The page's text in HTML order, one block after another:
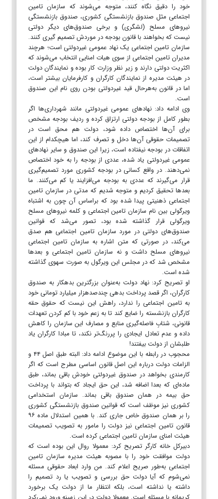
خود را دقیق نگاه کنند، متوجه می‌شوند که سازمان تامین
اجتماعی مثل صندوق بازنشستگی کشوری، صندوق بازنشستگی
نیروهای مسلح (لشگری) و برخی صندوق‌های دیگر دولتی
نیست که بخواهند با قانون بودجه در موردش تصمیم گیری کنند.
سازمان تامین اجتماعی یک نهاد عمومی غیردولتی است؛ هرچند
مدیران تامین اجتماعی از سوی هیات امنایی انتخاب می‌شوند که
اکثریت دولتی دارند و زیر نظر وزارت کار بوده و نمایندگان دولت
در هیئت مدیره از نمایندگان کارگران و کارفرمایان بیشتر است،
اما در قانون به‌هرحال قید غیردولتی بودن روی نام این صندوق
است.
وی ادامه داد: نهادهای عمومی غیردولتی مانند شهرداری‌ها اگر
بطور کامل از بودجه دولتی ارتزاق کرده و ردیف بودجه مشخص
برای آن‌ها اختصاص داده شود، دولت هم محق است در
تصمیمات حقوقی آن‌ها دخل و تصرف کند، اما هیچکدام از این
اتفاقات در بودجه نیفتاده است، زیرا این صندوق و سایر نهادهای
عمومی غیردولتی یاد شده، عددی از بودجه را به خود اختصاص
نمی‌دهند. در واقع کسانی در بودجه کشوری مورد تصمیم‌گیری
قرار می‌گیرند که عددی به بودجه می‌افزایند یا کم می‌کنند. ما
بعدها تحقیق کردیم و متوجه شدیم که مدتی در سازمان تامین
اجتماعی ذهنیتی پیدا شده بود که براساس آن چون به اشتباه
ویرگولی بین نام سازمان تامین اجتماعی و کلمه نیروهای مسلح
ویرگولی قرار گذاشته شده بود، تصور می‌شد که قوانین
صندوق‌های دولتی در مورد سازمان تامین اجتماعی هم صدق
می‌کند، در صورتی که متن اشاره به سازمان تامین اجتماعی
نیروهای مسلح داشت و نه سازمان تامین اجتماعی و بعدها
مشخص شد که در مجلس این ویرگول به صورت سهوی گذاشته
شده است.
او تصریح کرد: نهاد دولت به‌عنوان بزرگترین بدهکار به صندوق
کارگران، اگر قصد پرداخت بدهی چندصدهزار میلیارد تومانی خود
به تامین اجتماعی را ندارد، راهش این نیست که حقوق حقه
کارگران بازنشسته را ضایع کند تا به زعم خود با کم کردن تعهدات
قانونی، شتابِ فاصله‌گیری منابع و مصارف این سازمان را کاهش
داده و عدم تعادل ایجادی را پررنگ‌تر نکند، تا مبادا کارگران یاد
طلبشان از دولت بیفتند!
محجوب در رابطه با این موضوع ادامه داد: البته طبق اصل ۴۴ و
الزامات دولت درباره این اصل قانون اساسی مطرح است که اگر
کارمندی بخواهد در صندوق غیردولتی خودش باقی بماند، طبق
ماده‌ای که بعدا اضافه شد، این حق ایجاد که بتواند با پرداخت
حق بیمه در همان صندوق باقی بماند. سازمان استخدامی
کشوری نیز موظف است که قوانین صندوق بازنشستگی کشوری
را بر همان صندوق خاص جاری کند. با همین استدلال ماده ۹۶
قانون تامین اجتماعی نیز دولت را مامور به تصویب تصمیمات
هیئت امنای سازمان تامین اجتماعی کرده است.
دبیرکل خانه کارگر تصریح کرد: معمولا روال این بوده است که
دولت موافقت خود را با مصوبه هیئت مدیره سازمان تامین
اجتماعی به‌طور صریح اعلام کند. من وارد ابعاد حقوقی مسئله
نمی‌شوم که آیا دولت حق بررسی و تصویب یا رد تصمیم را
داشته یا نداشته است، بلکه انتظار ما از دولت یک برخورد